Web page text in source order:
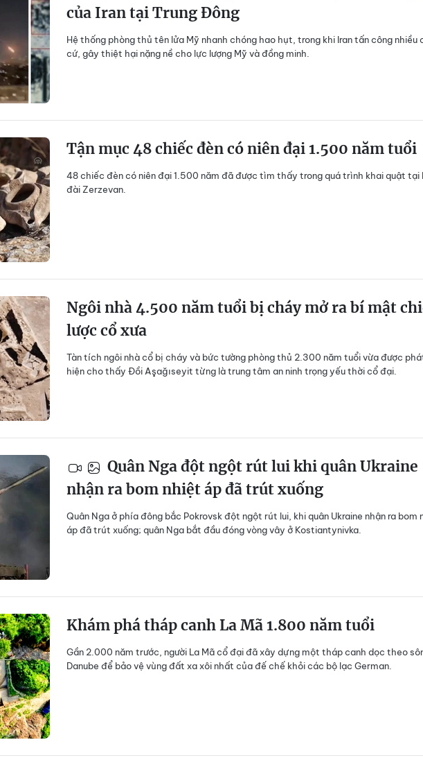
của Iran tại Trung Đông
Hệ thống phòng thủ tên lửa Mỹ nhanh chóng hao hụt, trong khi Iran tấn công nhiều
cứ, gây thiệt hại nặng nề cho lực lượng Mỹ và đồng minh.
Tận mục 48 chiếc đèn có niên đại 1.500 năm tuổi
48 chiếc đèn có niên đại 1.500 năm đã được tìm thấy trong quá trình khai quật tại
đài Zerzevan.
Ngôi nhà 4.500 năm tuổi bị cháy mở ra bí mật
lược cổ xưa
Tàn tích ngôi nhà cổ bị cháy và bức tường phòng thủ 2.300 năm tuổi vừa được
hiện cho thấy Đồi Aşağıseyit từng là trung tâm an ninh trọng yếu thời cổ đại.
Quân Nga đột ngột rút lui khi quân Ukraine
nhận ra bom nhiệt áp đã trút xuống
Quân Nga ở phía đông bắc Pokrovsk đột ngột rút lui, khi quân Ukraine nhận ra bom
áp đã trút xuống; quân Nga bắt đầu đóng vòng vây ở Kostiantynivka.
Khám phá tháp canh La Mã 1.800 năm tuổi
Gần 2.000 năm trước, người La Mã cổ đại đã xây dựng một tháp canh dọc theo
Danube để bảo vệ vùng đất xa xôi nhất của đế chế khỏi các bộ lạc German.